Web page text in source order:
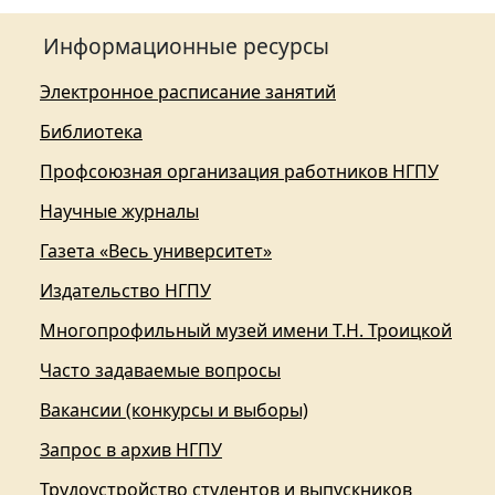
Информационные ресурсы
Электронное расписание занятий
Библиотека
Профсоюзная организация работников НГПУ
Научные журналы
Газета «Весь университет»
Издательство НГПУ
Многопрофильный музей имени Т.Н. Троицкой
Часто задаваемые вопросы
Вакансии (конкурсы и выборы)
Запрос в архив НГПУ
Трудоустройство студентов и выпускников